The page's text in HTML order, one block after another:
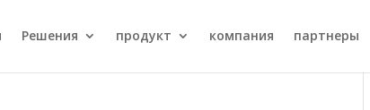
Решения продукт компания партнеры